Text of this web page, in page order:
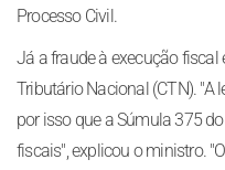
Processo Civil.
Já a fraude à execução
Tributário Nacional (CTN). "A
por isso que a Súmula 375
fiscais", explicou o ministro.